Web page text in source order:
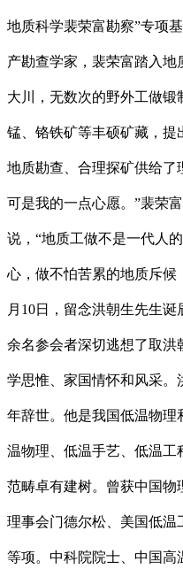
地质科学裴荣富勘察”专项
产勘查学家，裴荣富踏入
大川，无数次的野外工做锻
锰、铬铁矿等丰硕矿藏，提
地质勘查、合理探矿供给了
可是我的一点心愿。”裴荣
说，“地质工做不是一代人
心，做不怕苦累的地质斥候
月10日，留念洪朝生先生
余名参会者深切逃想了取
学思惟、家国情怀和风采。
年辞世。他是我国低温物
温物理、低温手艺、低温工
范畴卓有建树。曾获中国物
理事会门德尔松、美国低
等项。中科院院士、中国高